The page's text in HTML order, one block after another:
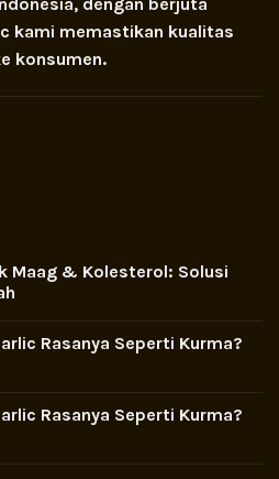
kami memastikan kualitas
konsumen.
Maag & Kolesterol: Solusi
Rasanya Seperti Kurma?
Rasanya Seperti Kurma?